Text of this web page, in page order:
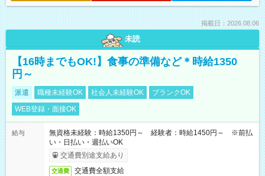
掲載日：2026.08.06
未読
【16時までもOK!】食事の準備など＊時給1350
円～
派遣 職種未経験OK 社会人未経験OK
ブランクOK
WEB登録・面接OK
給与
無資格未経験：時給1350円～ 経験者：時給1450円～ ※前払
い・日払い・週払いOK
交通費別途支給あり
交通費 交通費全額支給